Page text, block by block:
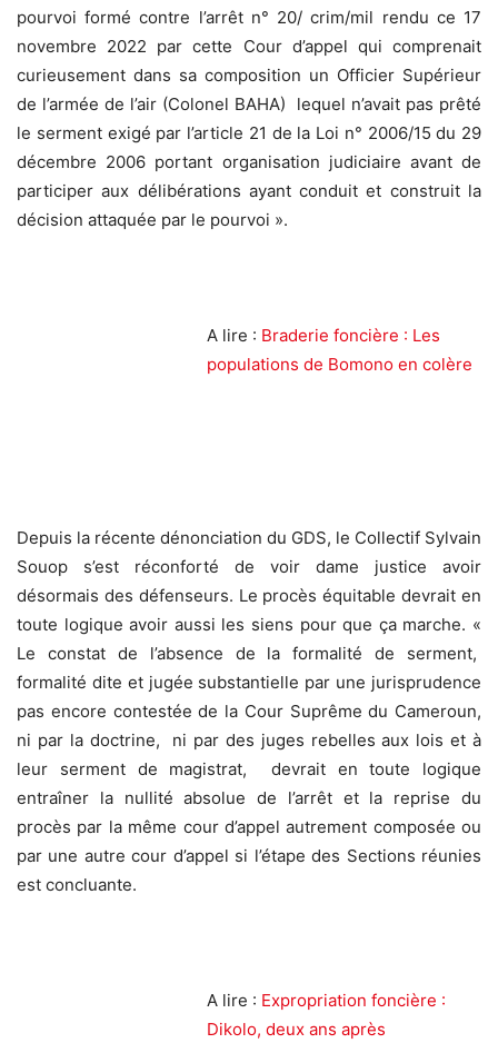
pourvoi formé contre l’arrêt n° 20/ crim/mil rendu ce 17
novembre 2022 par cette Cour d’appel qui comprenait
curieusement dans sa composition un Officier Supérieur
de l’armée de l’air (Colonel BAHA) lequel n’avait pas prêté
le serment exigé par l’article 21 de la Loi n° 2006/15 du 29
décembre 2006 portant organisation judiciaire avant de
participer aux délibérations ayant conduit et construit la
décision attaquée par le pourvoi ».
A lire : Braderie foncière : Les
populations de Bomono en colère
Depuis la récente dénonciation du GDS, le Collectif Sylvain
Souop s’est réconforté de voir dame justice avoir
désormais des défenseurs. Le procès équitable devrait en
toute logique avoir aussi les siens pour que ça marche. «
Le constat de l’absence de la formalité de serment,
formalité dite et jugée substantielle par une jurisprudence
pas encore contestée de la Cour Suprême du Cameroun,
ni par la doctrine, ni par des juges rebelles aux lois et à
leur serment de magistrat, devrait en toute logique
entraîner la nullité absolue de l’arrêt et la reprise du
procès par la même cour d’appel autrement composée ou
par une autre cour d’appel si l’étape des Sections réunies
est concluante.
A lire : Expropriation foncière :
Dikolo, deux ans après